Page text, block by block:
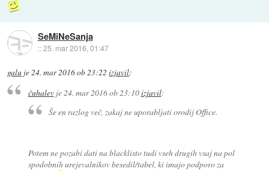
SeMiNeSanja
::25. mar 2016, 01:47
galu je24. mar 2016 ob 23:22 izjavil:
čuhalevje 24. mar 2016 ob 23:10izjavil:
Še en razlog več, zakaj ne uporabljati orodij Office.
Potem ne pozabi dati na blacklisto tudi vseh drugih vsaj na pol
spodobnih urejevalnikov besedil/tabel, ki imajo podporo za